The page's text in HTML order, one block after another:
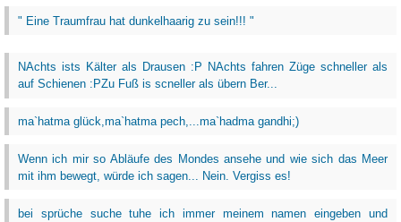
" Eine Traumfrau hat dunkelhaarig zu sein!!! "
NAchts ists Kälter als Drausen :P NAchts fahren Züge schneller als
auf Schienen :PZu Fuß is scneller als übern Ber...
ma`hatma glück,ma`hatma pech,...ma`hadma gandhi;)
Wenn ich mir so Abläufe des Mondes ansehe und wie sich das Meer
mit ihm bewegt, würde ich sagen... Nein. Vergiss es!
bei sprüche suche tuhe ich immer meinem namen eingeben und